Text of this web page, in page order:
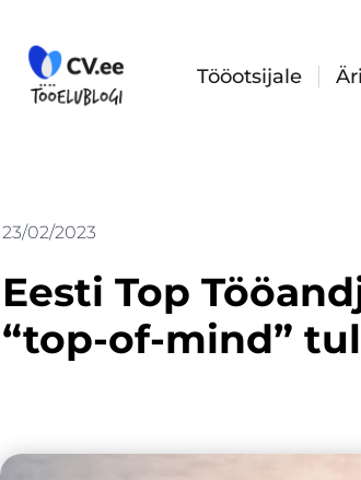
content
Tööotsijale
23/02/2023
Eesti Top
“top-of-mind”